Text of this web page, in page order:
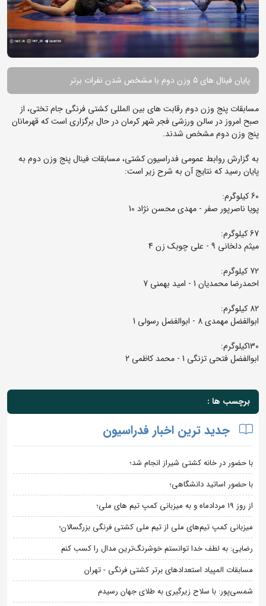
پایان فینال های ۵ وزن دوم با مشخص شدن نفرات برتر
مسابقات پنج وزن دوم رقابت های بین المللی کشتی فرنگی جام تختی، از
صبح امروز در سالن ورزشی فجر شهر کرمان در حال برگزاری است که قهرمانان
پنج وزن دوم مشخص شدند.
به گزارش روابط عمومی فدراسیون کشتی، مسابقات فینال پنج وزن دوم به
پایان رسید که نتایج آن به شرح زیر است:
60 کیلوگرم:
پویا ناصرپور صفر - مهدی محسن نژاد 10
67 کیلوگرم:
میثم دلخانی 9 - علی چوبک زن 4
72 کیلوگرم:
احمدرضا محمدیان 1 - امید بهمنی 7
82 کیلوگرم:
ابوالفضل مهمدی 8 - ابوالفضل رسولی 1
130کیلوگرم:
ابوالفضل فتحی تزنگی 1 - محمد کاظمی 2
برچسب ها :
جدید ترین اخبار فدراسیون
با حضور در خانه کشتی شیراز انجام شد؛
با حضور اساتید دانشگاهی؛
از روز 19 مردادماه و به میزبانی کمپ تیم های ملی؛
میزبانی کمپ تیم‌های ملی از تیم ملی کشتی فرنگی بزرگسالان؛
رضایی: به لطف خدا توانستم خوشرنگ‌ترین مدال را کسب کنم
مسابقات المپیاد استعدادهای برتر کشتی فرنگی - تهران
شمسی‌پور: با سلاح زیرگیری به طلای جهان رسیدم